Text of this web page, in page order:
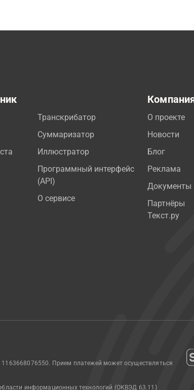
Транскрибатор
Суммаризатор
Иллюстратор
Программный интерфейс
(API)
О сервисе
О проекте
Новости
Блог
Реклама
Документы
Партнёры
Текст.ру
Прием платежей может осуществляться
информационных технологий (ОКВЭД 63.11)